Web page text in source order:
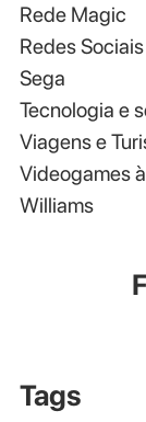
Rede Magic
Redes Sociais
Sega
Tecnologia e
Viagens e
Videogames
Williams
Tags